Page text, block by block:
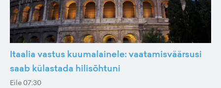
Itaalia vastus kuumalainele: vaatamisväärsusi
saab külastada hilisõhtuni
Eile 07:30